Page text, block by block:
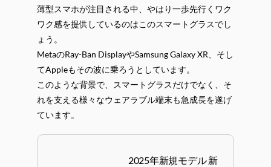
薄型スマホが注目される中、やはり一歩先行くワク
ワク感を提供しているのはこのスマートグラスでし
ょう。
MetaのRay-Ban DisplayやSamsung Galaxy XR、そし
てAppleもその波に乗ろうとしています。
このような背景で、スマートグラスだけでなく、そ
れを支える様々なウェアラブル端末も急成長を遂げ
ています。
2025年新規モデル 新